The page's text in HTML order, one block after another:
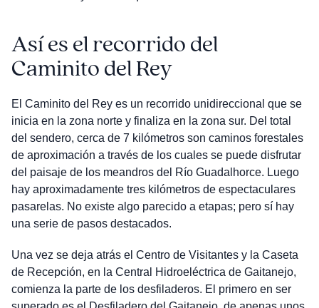
Así es el recorrido del
Caminito del Rey
El Caminito del Rey es un recorrido unidireccional que se
inicia en la zona norte y finaliza en la zona sur. Del total
del sendero, cerca de 7 kilómetros son caminos forestales
de aproximación a través de los cuales se puede disfrutar
del paisaje de los meandros del Río Guadalhorce. Luego
hay aproximadamente tres kilómetros de espectaculares
pasarelas. No existe algo parecido a etapas; pero sí hay
una serie de pasos destacados.
Una vez se deja atrás el Centro de Visitantes y la Caseta
de Recepción, en la Central Hidroeléctrica de Gaitanejo,
comienza la parte de los desfiladeros. El primero en ser